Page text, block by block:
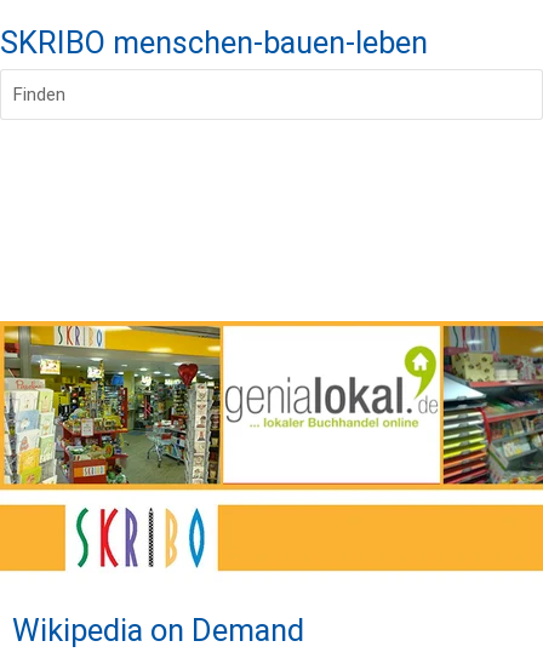
SKRIBO menschen-bauen-leben
Finden
Wikipedia on Demand